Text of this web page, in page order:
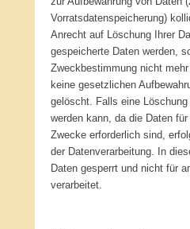
Vorratsdatenspeicherung)
Anrecht auf Löschung Ihrer
gespeicherte Daten werden,
Zweckbestimmung nicht
keine gesetzlichen
gelöscht. Falls eine
werden kann, da die Daten
Zwecke erforderlich sind,
der Datenverarbeitung. In
Daten gesperrt und nicht für
verarbeitet.